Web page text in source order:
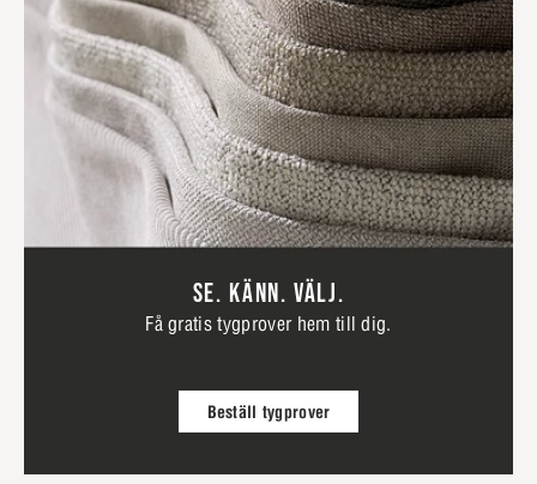
SE. KÄNN. VÄLJ.
Få gratis tygprover hem till dig.
Beställ tygprover